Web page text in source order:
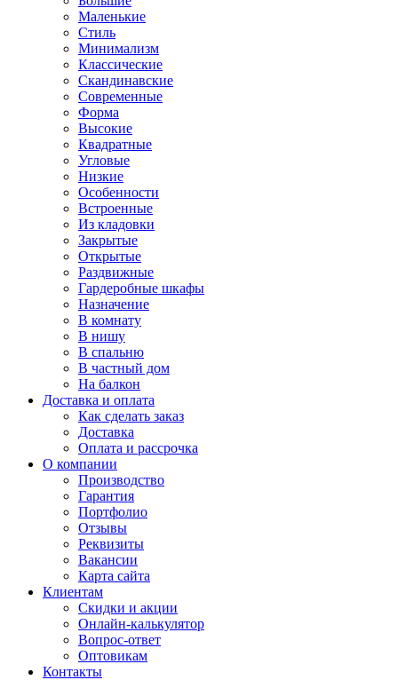
Маленькие
Стиль
Минимализм
Классические
Скандинавские
Современные
Форма
Высокие
Квадратные
Угловые
Низкие
Особенности
Встроенные
Из кладовки
Закрытые
Открытые
Раздвижные
Гардеробные шкафы
Назначение
В комнату
В нишу
В спальню
В частный дом
На балкон
Доставка и оплата
Как сделать заказ
Доставка
Оплата и рассрочка
О компании
Производство
Гарантия
Портфолио
Отзывы
Реквизиты
Вакансии
Карта сайта
Клиентам
Скидки и акции
Онлайн-калькулятор
Вопрос-ответ
Оптовикам
Контакты